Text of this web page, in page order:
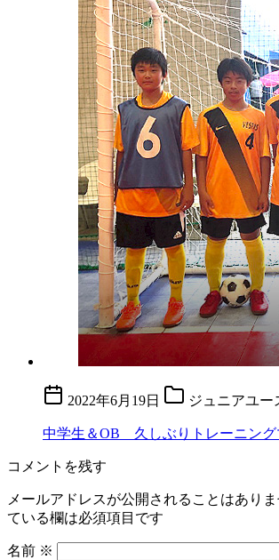
2022年6月19日 ジュニアユー
中学生＆OB 久しぶりトレーニング
コメントを残す
メールアドレスが公開されることはありま
ている欄は必須項目です
名前 ※